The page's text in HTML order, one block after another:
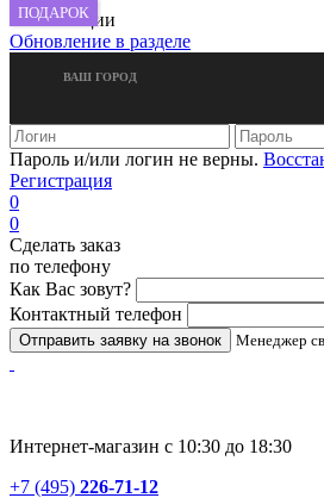
новые акции
Обновление в разделе
ВАШ ГОРОД
Пароль и/или логин не верны.
Регистрация
0
0
Сделать заказ
по телефону
Как Вас зовут?
Контактный телефон
Менеджер
Интернет-магазин с 10:30 до 18:30
+7 (495) 226-71-12
ПОДАРОК